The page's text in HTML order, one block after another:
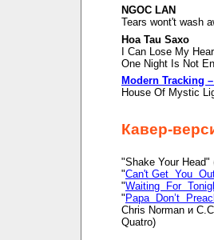
NGOC LAN
Tears wont't wash
Hoa Tau Saxo
I Can Lose My
One Night Is Not
Modern Tracking
House Of Mystic
Кавер-
"Shake Your
"Can't Get You
"Waiting For
" Papa Don’t
Chris Norman и
Quatro)